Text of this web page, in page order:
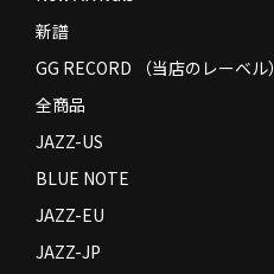
新譜
GG RECORD （当店のレーベル）
全商品
JAZZ-US
BLUE NOTE
JAZZ-EU
JAZZ-JP